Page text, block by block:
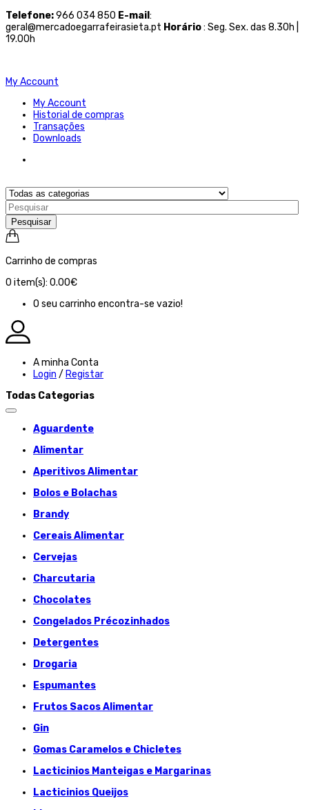
Telefone:966 034 850 E-mail :
geral@mercadoegarrafeirasieta.pt Horário: Seg. Sex. das 8.30h |
19.00h
My Account
My Account
Historial de compras
Transações
Downloads
Pesquisar
Carrinho de compras
0 item(s): 0.00€
O seu carrinho encontra-se vazio!
A minha Conta
Login / Registar
Todas Categorias
Aguardente
Alimentar
Aperitivos Alimentar
Bolos e Bolachas
Brandy
Cereais Alimentar
Cervejas
Charcutaria
Chocolates
Congelados Précozinhados
Detergentes
Drogaria
Espumantes
Frutos Sacos Alimentar
Gin
Gomas Caramelos e Chicletes
Lacticinios Manteigas e Margarinas
Lacticinios Queijos